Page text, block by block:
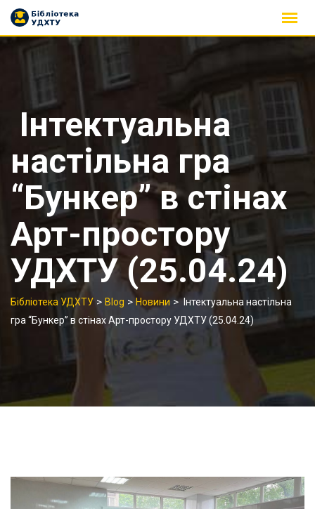
Skip
content
Інтектуальна
настільна гра
“Бункер” в стінах
Арт-простору
УДХТУ (25.04.24)
Бібліотека УДХТУ> Blog >Новини >Інтектуальна настільна
гра “Бункер” в стінах Арт-простору УДХТУ (25.04.24)